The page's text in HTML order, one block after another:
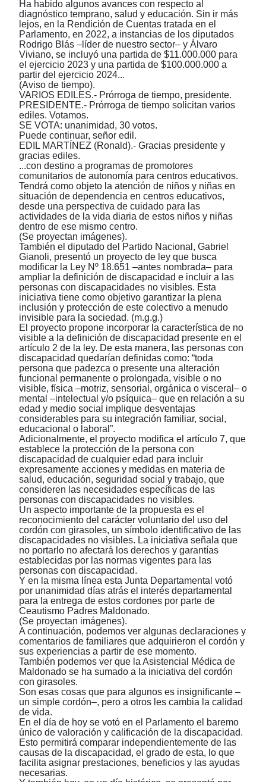
Ha habido algunos avances con respecto al
diagnóstico temprano, salud y educación. Sin ir más
lejos, en la Rendición de Cuentas tratada en el
Parlamento, en 2022, a instancias de los diputados
Rodrigo Blás ‒líder de nuestro sector‒ y Álvaro
Viviano, se incluyó una partida de $11.000.000 para
el ejercicio 2023 y una partida de $100.000.000 a
partir del ejercicio 2024...
(Aviso de tiempo).
VARIOS EDILES.- Prórroga de tiempo, presidente.
PRESIDENTE.- Prórroga de tiempo solicitan varios
ediles. Votamos.
SE VOTA: unanimidad, 30 votos.
Puede continuar, señor edil.
EDIL MARTÍNEZ (Ronald).- Gracias presidente y
gracias ediles.
...con destino a programas de promotores
comunitarios de autonomía para centros educativos.
Tendrá como objeto la atención de niños y niñas en
situación de dependencia en centros educativos,
desde una perspectiva de cuidado para las
actividades de la vida diaria de estos niños y niñas
dentro de ese mismo centro.
(Se proyectan imágenes).
También el diputado del Partido Nacional, Gabriel
Gianoli, presentó un proyecto de ley que busca
modificar la Ley Nº 18.651 ‒antes nombrada‒ para
ampliar la definición de discapacidad e incluir a las
personas con discapacidades no visibles. Esta
iniciativa tiene como objetivo garantizar la plena
inclusión y protección de este colectivo a menudo
invisible para la sociedad. (m.g.g.)
El proyecto propone incorporar la característica de no
visible a la definición de discapacidad presente en el
artículo 2 de la ley. De esta manera, las personas con
discapacidad quedarían definidas como: “toda
persona que padezca o presente una alteración
funcional permanente o prolongada, visible o no
visible, física ‒motriz, sensorial, orgánica o visceral ‒ o
mental ‒intelectual y/o psíquica‒ que en relación a su
edad y medio social implique desventajas
considerables para su integración familiar, social,
educacional o laboral”.
Adicionalmente, el proyecto modifica el artículo 7, que
establece la protección de la persona con
discapacidad de cualquier edad para incluir
expresamente acciones y medidas en materia de
salud, educación, seguridad social y trabajo, que
consideren las necesidades específicas de las
personas con discapacidades no visibles.
Un aspecto importante de la propuesta es el
reconocimiento del carácter voluntario del uso del
cordón con girasoles, un símbolo identificativo de las
discapacidades no visibles. La iniciativa señala que
no portarlo no afectará los derechos y garantías
establecidas por las normas vigentes para las
personas con discapacidad.
Y en la misma línea esta Junta Departamental votó
por unanimidad días atrás el interés departamental
para la entrega de estos cordones por parte de
Ceautismo Padres Maldonado.
(Se proyectan imágenes).
A continuación, podemos ver algunas declaraciones y
comentarios de familiares que adquirieron el cordón y
sus experiencias a partir de ese momento.
También podemos ver que la Asistencial Médica de
Maldonado se ha sumado a la iniciativa del cordón
con girasoles.
Son esas cosas que para algunos es insignificante ‒
un simple cordón‒, pero a otros les cambia la calidad
de vida.
En el día de hoy se votó en el Parlamento el baremo
único de valoración y calificación de la discapacidad.
Esto permitirá comparar independientemente de las
causas de la discapacidad, el grado de esta, lo que
facilita asignar prestaciones, beneficios y las ayudas
necesarias.